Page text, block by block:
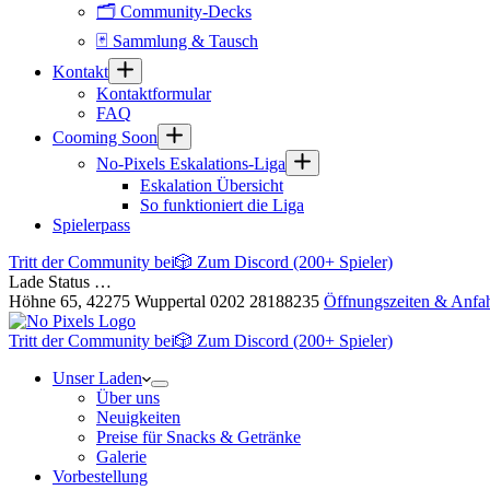
🗂 Community-Decks
🃏 Sammlung & Tausch
Kontakt
Kontaktformular
FAQ
Cooming Soon
No-Pixels Eskalations-Liga
Eskalation Übersicht
So funktioniert die Liga
Spielerpass
Tritt der Community bei🎲 Zum Discord (200+ Spieler)
Lade Status …
Höhne 65, 42275 Wuppertal 0202 28188235 Öffnungszeiten &
Tritt der Community bei🎲 Zum Discord (200+ Spieler)
Unser Laden
Über uns
Neuigkeiten
Preise für Snacks & Getränke
Galerie
Vorbestellung